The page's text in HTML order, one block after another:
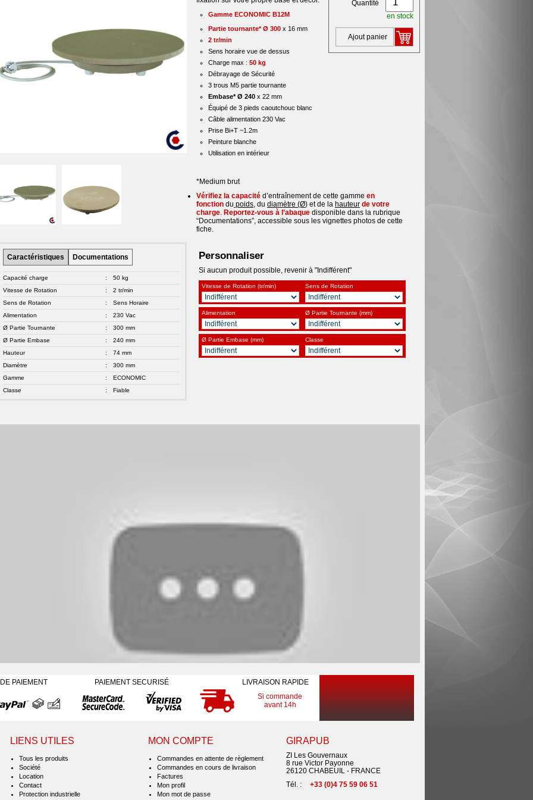
Quantité
en stock
Ajout panier
Gamme ECONOMIC B12M
Partie tournante* Ø 300 x 16 mm
2 tr/min
Sens horaire vue de dessus
Charge max : 50 kg
Débrayage de Sécurité
3 trous M5 partie tournante
Embase* Ø 240 x 22 mm
Équipé de 3 pieds caoutchouc blanc
Câble alimentation 230 Vac
Prise Bi+T ~1.2m
Peinture blanche
Utilisation en intérieur
*Medium brut
Vérifiez la capacité d’entraînement de cette gamme en
fonction du poids, du diamètre (Ø) et de la hauteur de votre
charge. Reportez-vous à l’abaque disponible dans la rubrique
“Documentations”, accessible sous les vignettes photos de cette
fiche.
Caractéristiques Documentations
Capacité charge :
50 kg
Vitesse de Rotation
:
2 tr/min
Sens de Rotation
:
Sens Horaire
Alimentation
:
230 Vac
Ø Partie Tournante
:
300 mm
Ø Partie Embase
:
240 mm
Hauteur
:
74 mm
Diamètre
:
300 mm
Gamme
:
ECONOMIC
Classe
: Fiable
Personnaliser
Si aucun produit possible, revenir à "Indifférent"
Vitesse de Rotation (tr/min) Sens de Rotation
Alimentation Ø Partie Tournante (mm)
Ø Partie Embase (mm) Classe
PAIEMENT PAIEMENT SECURISÉ
LIVRAISON RAPIDE
Si commande
avant 14h
LIENS UTILES
Tous les produits
Société
Location
Contact
Protection industrielle
MON COMPTE
Commandes en attente de règlement
Commandes en cours de livraison
Factures
Mon profil
Mon mot de passe
GIRAPUB
ZI Les Gouvernaux
8 rue Victor Payonne
26120 CHABEUIL - FRANCE
Tél. :
+33 (0)4 75 59 06 51